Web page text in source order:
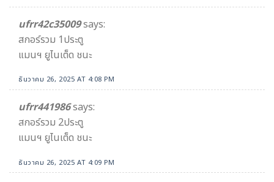
ufrr42c35009says:
สกอร์รวม 1ประตู
แมนฯ ยูไนเต็ด ชนะ
ธันวาคม 26, 2025 AT 4:08 PM
ufrr441986says:
สกอร์รวม 2ประตู
แมนฯ ยูไนเต็ด ชนะ
ธันวาคม 26, 2025 AT 4:09 PM